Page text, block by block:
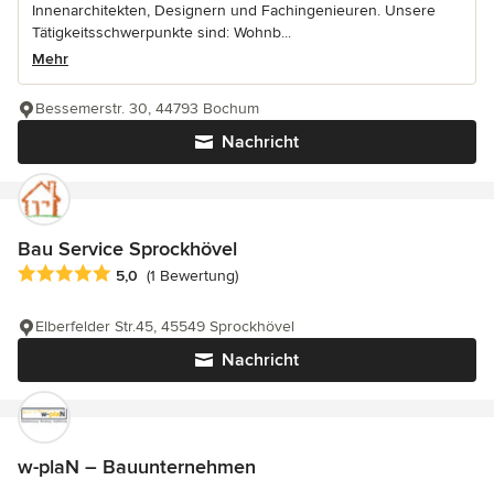
Innenarchitekten, Designern und Fachingenieuren. Unsere
Tätigkeitsschwerpunkte sind: Wohnb...
Mehr
Nachricht
Bessemerstr. 30, 44793 Bochum
Bau Service Sprockhövel
Durchschnittliche Bewertung: 5 von 5 Sternen
5,0 (1 Bewertung)
Nachricht
Elberfelder Str.45, 45549 Sprockhövel
w-plaN – Bauunternehmen